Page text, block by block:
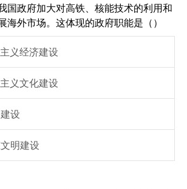
国政府加大对高铁、核能技术的利用和
海外市场。这体现的政府职能是（）
义经济建设
义文化建设
设
明建设